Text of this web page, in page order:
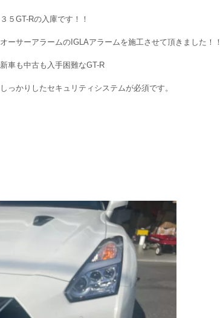
３５GT-Rの入庫です！！
オーサーアラームのIGLAアラームを施工させて頂きました！！
新車も中古も入手困難なGT-R
しっかりしたセキュリティシステムが必須です。